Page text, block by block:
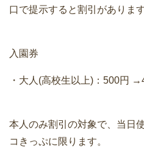
口で提示すると割引があります
入園券
・大人(高校生以上)：500円
本人のみ割引の対象で、当日
コきっぷに限ります。